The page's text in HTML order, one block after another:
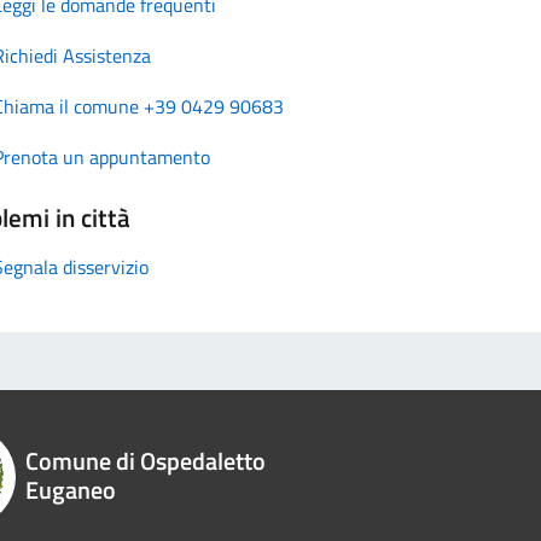
Assistenza
il comune +39 0429 90683
un appuntamento
in città
disservizio
Comune di Ospedaletto
Euganeo